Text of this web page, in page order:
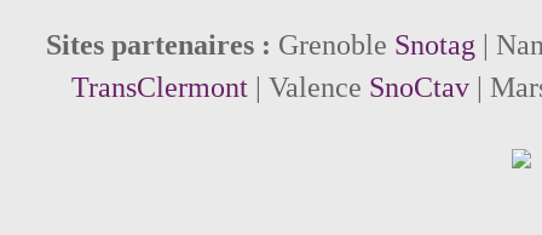
Sites partenaires : Grenoble Snotag |
TransClermont| Valence SnoCtav|